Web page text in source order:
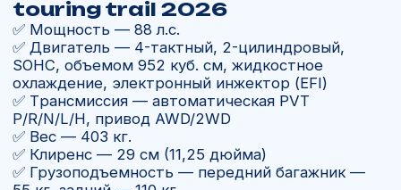
Купить квадроцикл
sportsman xp1000 touring trail
2026— мощь и комфорт
в одном внедорожнике
POLARIS sportsman xp1000 — линейка
квадроциклов, которая сочетает в себе
мощность, надежность и современные
технологии. Это выбор для тех, кто ищет
универсальный ATV для охоты, работы,
путешествий или экстремального бездорожья.